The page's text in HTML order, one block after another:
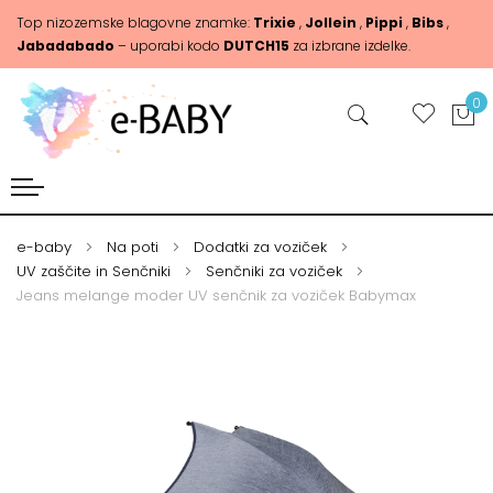
Top nizozemske blagovne znamke: Trixie , Jollein , Pippi, Bibs,
Jabadabado – uporabi kodo DUTCH15 za izbrane izdelke.
0
e-baby Na poti
Dodatki za voziček
UV zaščite in Senčniki
Senčniki za voziček
Jeans melange moder UV senčnik za voziček Babymax